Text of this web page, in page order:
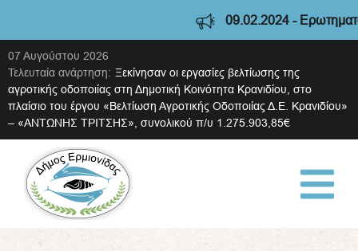
09.02.2024 -
07 Αυγούστου 2026
Τελευταία ανάρτηση: Ξεκίνησαν οι εργασίες βελτίωσης της
αγροτικής οδοποιίας στη Δημοτική Κοινότητα Κρανιδίου, στο
πλαίσιο του έργου «Βελτίωση Αγροτικής Οδοποιίας Δ.Ε. Κρανιδίου»
– «ΑΝΤΩΝΗΣ ΤΡΙΤΣΗΣ», συνολικού π/υ 1.275.903,85€